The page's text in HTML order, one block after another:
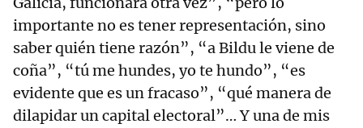
importante no es tener representación, sino
saber quién tiene razón”, “a Bildu le viene de
coña”, “tú me hundes, yo te hundo”, “es
evidente que es un fracaso”, “qué manera de
dilapidar un capital electoral”… Y una de mis